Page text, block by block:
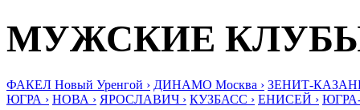
МУЖСКИЕ
ФАКЕЛ Новый Уренгой › ДИНАМО Москва › ЗЕНИТ-
ЮГРА › НОВА › ЯРОСЛАВИЧ › КУЗБАСС › ЕНИСЕЙ ›